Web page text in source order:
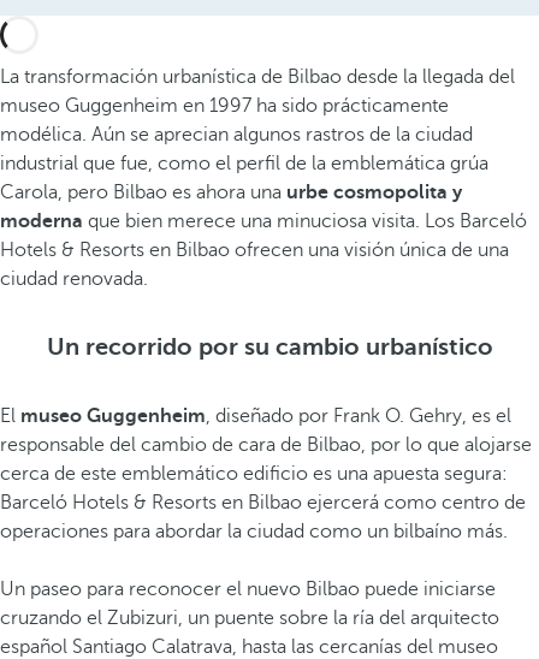
La transformación urbanística de Bilbao desde la llegada del
museo Guggenheim en 1997 ha sido prácticamente
modélica. Aún se aprecian algunos rastros de la ciudad
industrial que fue, como el perfil de la emblemática grúa
Carola, pero Bilbao es ahora una urbe cosmopolita y
moderna que bien merece una minuciosa visita. Los Barceló
Hotels & Resorts en Bilbao ofrecen una visión única de una
ciudad renovada.
Un recorrido por su cambio urbanístico
El museo Guggenheim, diseñado por Frank O. Gehry, es el
responsable del cambio de cara de Bilbao, por lo que alojarse
cerca de este emblemático edificio es una apuesta segura:
Barceló Hotels & Resorts en Bilbao ejercerá como centro de
operaciones para abordar la ciudad como un bilbaíno más.
Un paseo para reconocer el nuevo Bilbao puede iniciarse
cruzando el Zubizuri, un puente sobre la ría del arquitecto
español Santiago Calatrava, hasta las cercanías del museo